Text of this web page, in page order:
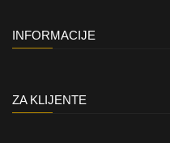
INFORMACIJE
ZA KLIJENTE